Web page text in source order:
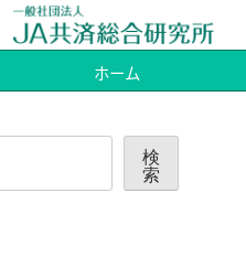
ホーム
検
索